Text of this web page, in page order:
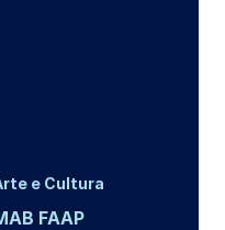
e Cultura
FAAP